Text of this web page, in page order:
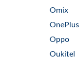
Omix
OnePlus
Oppo
Oukitel